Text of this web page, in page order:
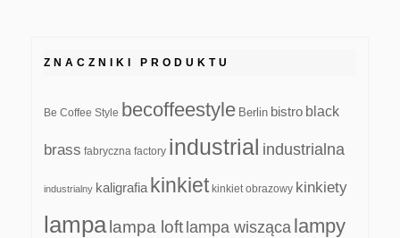
ZNACZNIKI PRODUKTU
Be Coffee Style becoffeestyle Berlin bistro black
brass fabryczna factory industrial industrialna
industrialny kaligrafia kinkiet kinkiet obrazowy kinkiety
lampa lampa loft lampa wisząca lampy